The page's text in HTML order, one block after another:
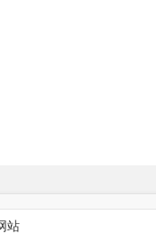
站